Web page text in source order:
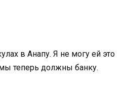
в Анапу. Я не могу ей это
теперь должны банку.